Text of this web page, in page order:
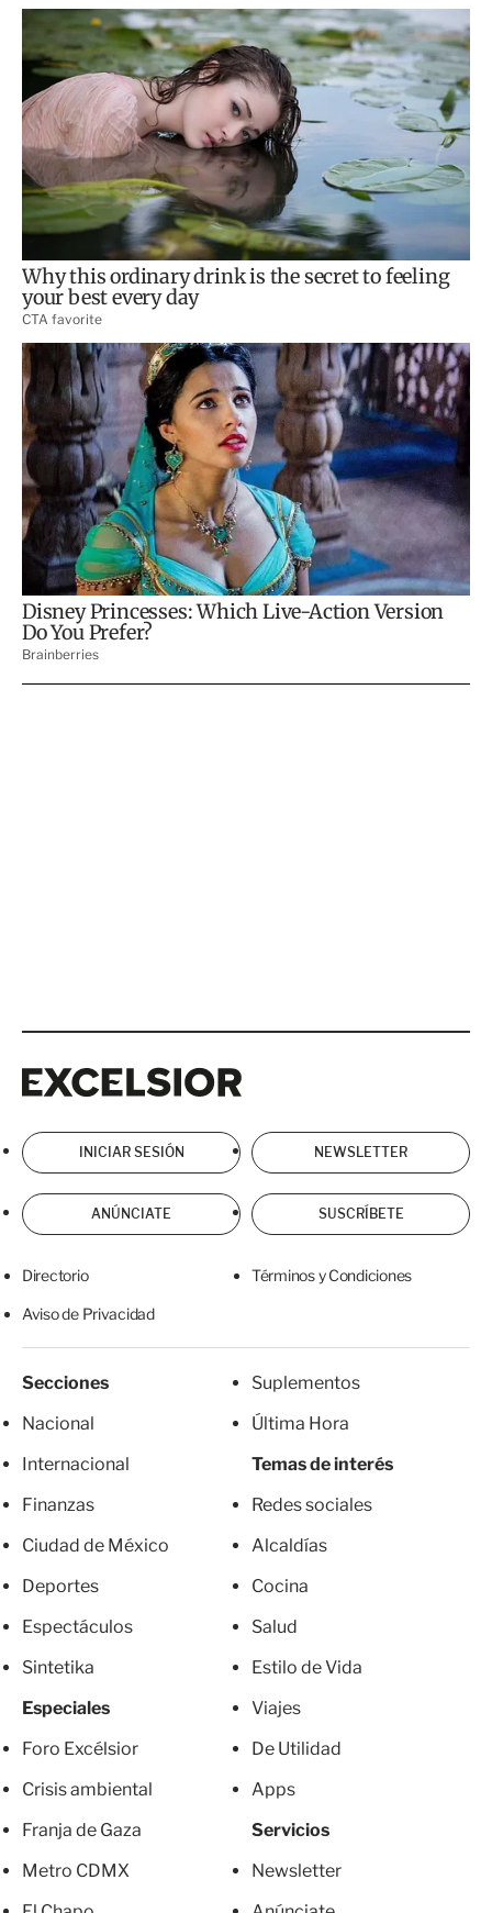
INICIAR SESIÓN NEWSLETTER
ANÚNCIATE SUSCRÍBETE
Directorio Términos y Condiciones
Aviso de Privacidad
Secciones
Nacional
Internacional
Finanzas
Ciudad de México
Deportes
Espectáculos
Sintetika
Especiales
Foro Excélsior
Crisis ambiental
Franja de Gaza
Metro CDMX
Suplementos
Última Hora
Temas de interés
Redes sociales
Alcaldías
Cocina
Salud
Estilo de Vida
Viajes
De Utilidad
Apps
Servicios
Newsletter